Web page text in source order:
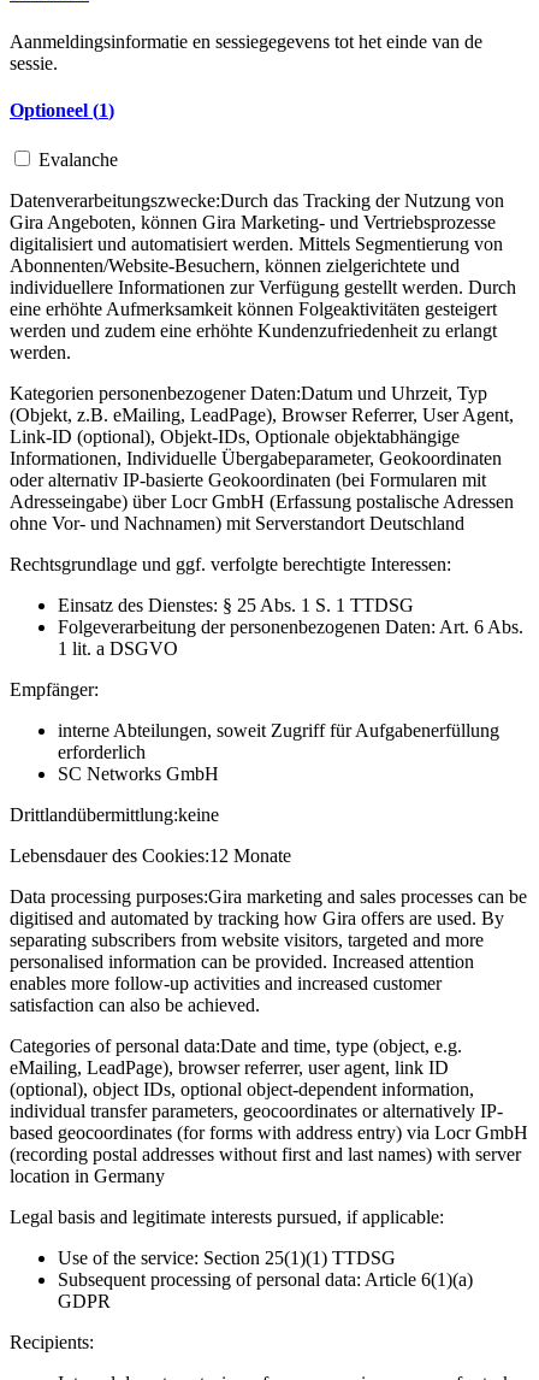
Aanmeldingsinformatie en sessiegegevens tot het einde van de
sessie.
Optioneel (1)
Evalanche
Datenverarbeitungszwecke:Durch das Tracking der Nutzung von
Gira Angeboten, können Gira Marketing- und Vertriebsprozesse
digitalisiert und automatisiert werden. Mittels Segmentierung von
Abonnenten/Website-Besuchern, können zielgerichtete und
individuellere Informationen zur Verfügung gestellt werden. Durch
eine erhöhte Aufmerksamkeit können Folgeaktivitäten gesteigert
werden und zudem eine erhöhte Kundenzufriedenheit zu erlangt
werden.
Kategorien personenbezogener Daten:Datum und Uhrzeit, Typ
(Objekt, z.B. eMailing, LeadPage), Browser Referrer, User Agent,
Link-ID (optional), Objekt-IDs, Optionale objektabhängige
Informationen, Individuelle Übergabeparameter, Geokoordinaten
oder alternativ IP-basierte Geokoordinaten (bei Formularen mit
Adresseingabe) über Locr GmbH (Erfassung postalische Adressen
ohne Vor- und Nachnamen) mit Serverstandort Deutschland
Rechtsgrundlage und ggf. verfolgte berechtigte Interessen:
Einsatz des Dienstes: § 25 Abs. 1 S. 1 TTDSG
Folgeverarbeitung der personenbezogenen Daten: Art. 6 Abs.
1 lit. a DSGVO
Empfänger:
interne Abteilungen, soweit Zugriff für Aufgabenerfüllung
erforderlich
SC Networks GmbH
Drittlandübermittlung:keine
Lebensdauer des Cookies:12 Monate
Data processing purposes:Gira marketing and sales processes can be
digitised and automated by tracking how Gira offers are used. By
separating subscribers from website visitors, targeted and more
personalised information can be provided. Increased attention
enables more follow-up activities and increased customer
satisfaction can also be achieved.
Categories of personal data:Date and time, type (object, e.g.
eMailing, LeadPage), browser referrer, user agent, link ID
(optional), object IDs, optional object-dependent information,
individual transfer parameters, geocoordinates or alternatively IP-
based geocoordinates (for forms with address entry) via Locr GmbH
(recording postal addresses without first and last names) with server
location in Germany
Legal basis and legitimate interests pursued, if applicable:
Use of the service: Section 25(1)(1) TTDSG
Subsequent processing of personal data: Article 6(1)(a)
GDPR
Recipients: